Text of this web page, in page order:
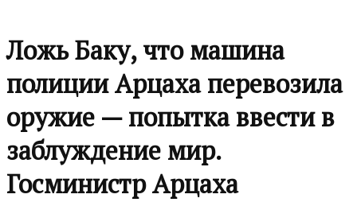
Ложь Баку, что машина
полиции Арцаха перевозила
оружие — попытка ввести в
заблуждение мир.
Госминистр Арцаха